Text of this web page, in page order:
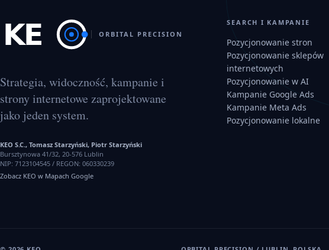
ORBITAL PRECISION
Strategia, widoczność, kampanie i
strony internetowe zaprojektowane
jako jeden system.
KEO S.C., Tomasz Starzyński, Piotr Starzyński
Bursztynowa 41/32, 20-576 Lublin
NIP: 7123104545 / REGON: 060330239
Zobacz KEO w Mapach Google
SEARCH I KAMPANIE
Pozycjonowanie stron
Pozycjonowanie sklepów
internetowych
Pozycjonowanie w AI
Kampanie Google Ads
Kampanie Meta Ads
Pozycjonowanie lokalne